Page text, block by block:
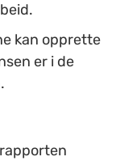
kan opprette
er i de